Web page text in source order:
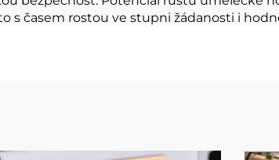
s časem rostou ve stupni žádanosti i